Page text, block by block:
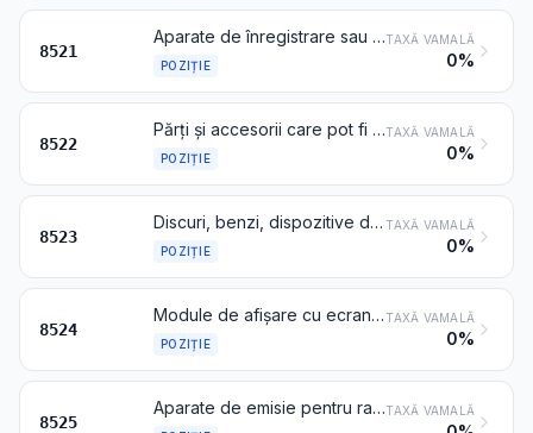
8521
Aparate de înregistrare sau de reproducere videofonică, chiar încorporând un aparat receptor de semnale videofonice
POZIȚIE
TAXĂ VAMALĂ
0%
8522
Părți și accesorii care pot fi recunoscute ca fiind destinate exclusiv sau în principal aparatelor de la poziția 8519 sau 8521
POZIȚIE
TAXĂ VAMALĂ
0%
8523
Discuri, benzi, dispozitive de stocare remanentă a datelor pe bază de semiconductori, „cartele inteligente” și alte suporturi pentru înregistrarea sunetului sau pentru înregistrări similare, chiar înregistrate, inclusiv matrițele și formele galvanizate pentru fabricarea discurilor, altele decât produsele de la capitolul 37
POZIȚIE
TAXĂ VAMALĂ
0%
8524
Module de afișare cu ecran plat, cu sau fără ecrane tactile încorporate
POZIȚIE
TAXĂ VAMALĂ
0%
8525
Aparate de emisie pentru radiodifuziune sau televiziune, chiar încorporând un aparat de recepție sau un aparat de înregistrare sau de reproducere a sunetului; camere de televiziune, aparate fotografice digitale și camere video cu înregistrareTAXĂ VAMALĂ